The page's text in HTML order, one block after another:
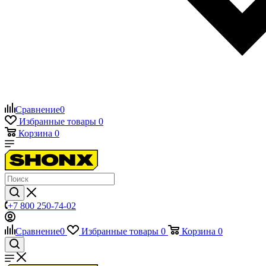
Сравнение0
Избранные товары 0
Корзина 0
+7 800 250-74-02
Сравнение0 Избранные товары 0 Корзина 0